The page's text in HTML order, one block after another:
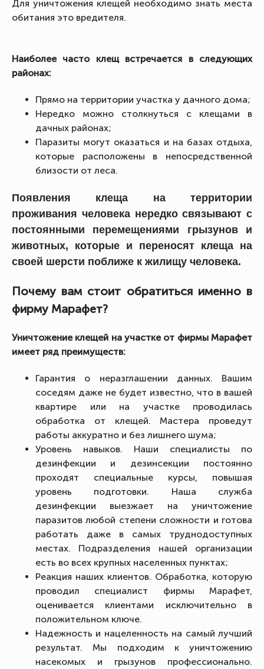
Для уничтожения клещей необходимо знать места
обитания это вредителя.
Наиболее часто клещ встречается в следующих
районах:
Прямо на территории участка у дачного дома;
Нередко можно столкнуться с клещами в
дачных районах;
Паразиты могут оказаться и на базах отдыха,
которые расположены в непосредственной
близости от леса.
Появления клеща на территории
проживания человека нередко связывают с
постоянными перемещениями грызунов и
животных, которые и переносят клеща на
своей шерсти поближе к жилищу человека.
Почему вам стоит обратиться именно в
фирму Марафет?
Уничтожение клещей на участке от фирмы Марафет
имеет ряд преимуществ:
Гарантия о неразглашении данных. Вашим
соседям даже не будет известно, что в вашей
квартире или на участке проводилась
обработка от клещей. Мастера проведут
работы аккуратно и без лишнего шума;
Уровень навыков. Наши специалисты по
дезинфекции и дезинсекции постоянно
проходят специальные курсы, повышая
уровень подготовки. Наша служба
дезинфекции выезжает на уничтожение
паразитов любой степени сложности и готова
работать даже в самых труднодоступных
местах. Подразделения нашей организации
есть во всех крупных населенных пунктах;
Реакция наших клиентов. Обработка, которую
проводил специалист фирмы Марафет,
оценивается клиентами исключительно в
положительном ключе.
Надежность и нацеленность на самый лучший
результат. Мы подходим к уничтожению
насекомых и грызунов профессионально.